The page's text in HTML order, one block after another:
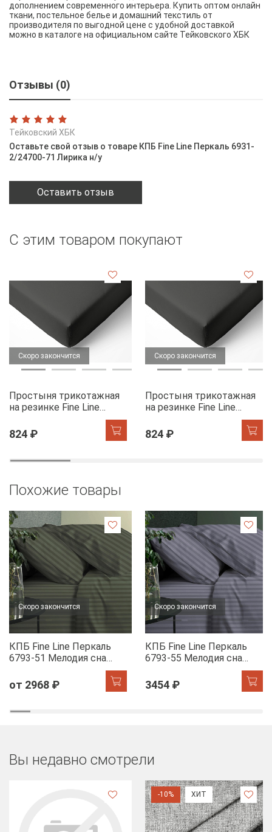
дополнением современного интерьера. Купить оптом онлайн
ткани, постельное белье и домашний текстиль от
производителя по выгодной цене с удобной доставкой
можно в каталоге на официальном сайте Тейковского ХБК
Отзывы (0)
Тейковский ХБК
Оставьте свой отзыв о товаре КПБ Fine Line Перкаль 6931-
2/24700-71 Лирика н/у
Оставить отзыв
С этим товаром покупают
Скоро закончится
Простыня трикотажная
на резинке Fine Line
824 ₽
Скоро закончится
Простыня трикотажная
на резинке Fine Line
824 ₽
Похожие товары
Скоро закончится
КПБ Fine Line Перкаль
6793-51 Мелодия сна
от 2968 ₽
Скоро закончится
КПБ Fine Line Перкаль
6793-55 Мелодия сна
3454 ₽
Вы недавно смотрели
-10% ХИТ